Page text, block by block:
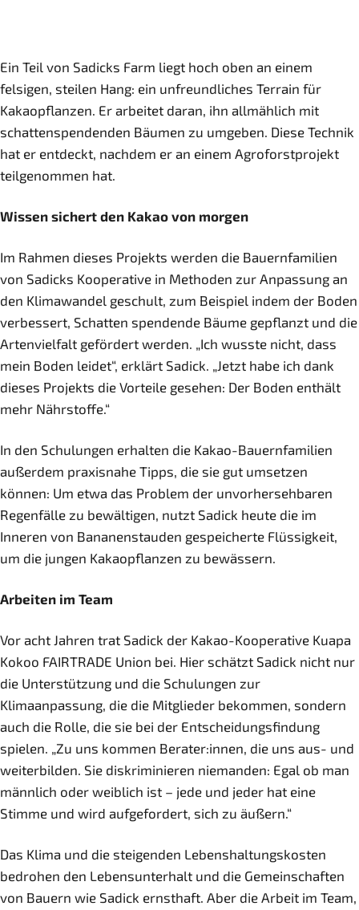
Ein Teil von Sadicks Farm liegt hoch oben an einem
felsigen, steilen Hang: ein unfreundliches Terrain für
Kakaopflanzen. Er arbeitet daran, ihn allmählich mit
schattenspendenden Bäumen zu umgeben. Diese Technik
hat er entdeckt, nachdem er an einem Agroforstprojekt
teilgenommen hat.
Wissen sichert den Kakao von morgen
Im Rahmen dieses Projekts werden die Bauernfamilien
von Sadicks Kooperative in Methoden zur Anpassung an
den Klimawandel geschult, zum Beispiel indem der Boden
verbessert, Schatten spendende Bäume gepflanzt und die
Artenvielfalt gefördert werden. „Ich wusste nicht, dass
mein Boden leidet“, erklärt Sadick. „Jetzt habe ich dank
dieses Projekts die Vorteile gesehen: Der Boden enthält
mehr Nährstoffe.“
In den Schulungen erhalten die Kakao-Bauernfamilien
außerdem praxisnahe Tipps, die sie gut umsetzen
können: Um etwa das Problem der unvorhersehbaren
Regenfälle zu bewältigen, nutzt Sadick heute die im
Inneren von Bananenstauden gespeicherte Flüssigkeit,
um die jungen Kakaopflanzen zu bewässern.
Arbeiten im Team
Vor acht Jahren trat Sadick der Kakao-Kooperative Kuapa
Kokoo FAIRTRADE Union bei. Hier schätzt Sadick nicht nur
die Unterstützung und die Schulungen zur
Klimaanpassung, die die Mitglieder bekommen, sondern
auch die Rolle, die sie bei der Entscheidungsfindung
spielen. „Zu uns kommen Berater:innen, die uns aus- und
weiterbilden. Sie diskriminieren niemanden: Egal ob man
männlich oder weiblich ist – jede und jeder hat eine
Stimme und wird aufgefordert, sich zu äußern.“
Das Klima und die steigenden Lebenshaltungskosten
bedrohen den Lebensunterhalt und die Gemeinschaften
von Bauern wie Sadick ernsthaft. Aber die Arbeit im Team,